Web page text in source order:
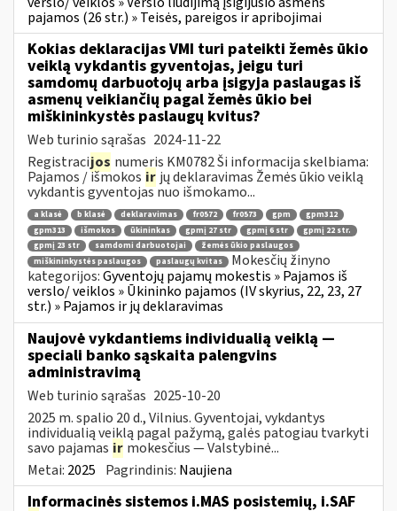
pajamos (26 str.) » Teisės, pareigos ir apribojimai
Kokias deklaracijas VMI turi pateikti žemės ūkio
veiklą vykdantis gyventojas, jeigu turi
samdomų darbuotojų arba įsigyja paslaugas iš
asmenų veikiančių pagal žemės ūkio bei
miškininkystės paslaugų kvitus?
Web turinio sąrašas 2024-11-22
Registracijos numeris KM0782 Ši informacija skelbiama:
Pajamos / išmokos ir jų deklaravimas Žemės ūkio veiklą
vykdantis gyventojas nuo išmokamo...
a klasė b klasė deklaravimas fr0572 fr0573 gpm
gpm312
gpm313
išmokos ūkininkas gpmį 27 str gpmį 6 str
gpmį 22 str.
gpmį 23 str
samdomi darbuotojai
žemės ūkio paslaugos
miškininkystės paslaugos
paslaugų kvitas
Mokesčių žinyno
kategorijos:Gyventojų pajamų mokestis » Pajamos iš
verslo/ veiklos » Ūkininko pajamos (IV skyrius, 22, 23, 27
str.) » Pajamos ir jų deklaravimas
Naujovė vykdantiems individualią veiklą —
speciali banko sąskaita palengvins
administravimą
Web turinio sąrašas 2025-10-20
2025 m. spalio 20 d., Vilnius. Gyventojai, vykdantys
individualią veiklą pagal pažymą, galės patogiau tvarkyti
savo pajamas ir mokesčius — Valstybinė...
Metai: 2025 Pagrindinis: Naujiena
Informacinės sistemos i.MAS posistemių, i.SAF